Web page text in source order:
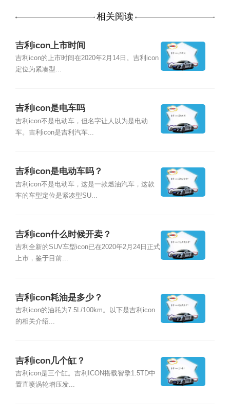
相关阅读
吉利icon上市时间
吉利icon的上市时间在2020年2月14日。吉利icon
定位为紧凑型...
吉利icon是电车吗
吉利icon不是电动车，但名字让人以为是电动
车。吉利icon是吉利汽车...
吉利icon是电动车吗？
吉利icon不是电动车，这是一款燃油汽车，这款
车的车型定位是紧凑型SU...
吉利icon什么时候开卖？
吉利全新的SUV车型icon已在2020年2月24日正式
上市，鉴于目前...
吉利icon耗油是多少？
吉利icon的油耗为7.5L/100km。以下是吉利icon
的相关介绍...
吉利icon几个缸？
吉利icon是三个缸。吉利ICON搭载智擎1.5TD中
置直喷涡轮增压发...